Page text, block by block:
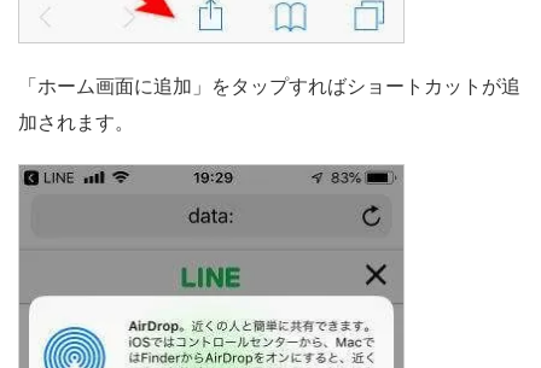
「ホーム画面に追加」をタップすればショートカットが追
加されます。